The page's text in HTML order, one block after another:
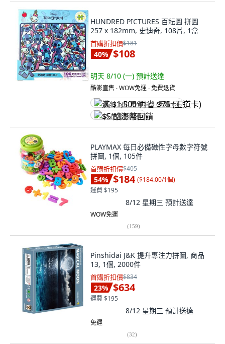
HUNDRED PICTURES 百耘圖 拼圖
257 x 182mm, 史迪奇, 108片, 1盒
首購折扣價$181
40% $108
明天 8/10 (一) 預計送達
酷澎直售 ∙ WOW免運 ∙ 免費退貨
满 $1,500 再省 $75 (王道卡)
$5 酷澎幣回饋
PLAYMAX 每日必備磁性字母數字符號
拼圖, 1個, 105件
首購折扣價$405
54% $184 ($184.00/1個)
運費 $195
8/12 星期三 預計送達
WOW免運
(159)
Pinshidai J&K 提升專注力拼圖, 商品
13, 1個, 2000件
首購折扣價$834
23% $634
運費 $195
8/12 星期三 預計送達
免運
(32)